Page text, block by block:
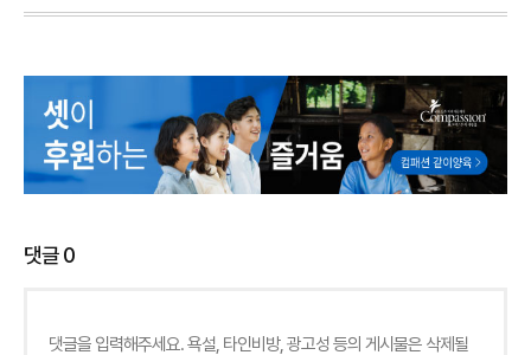
댓글0